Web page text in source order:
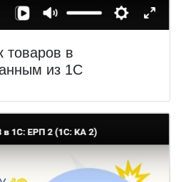
товаров в
из 1С